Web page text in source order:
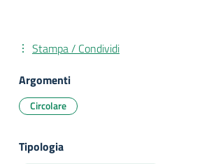
Stampa / Condividi
Argomenti
Circolare
Tipologia